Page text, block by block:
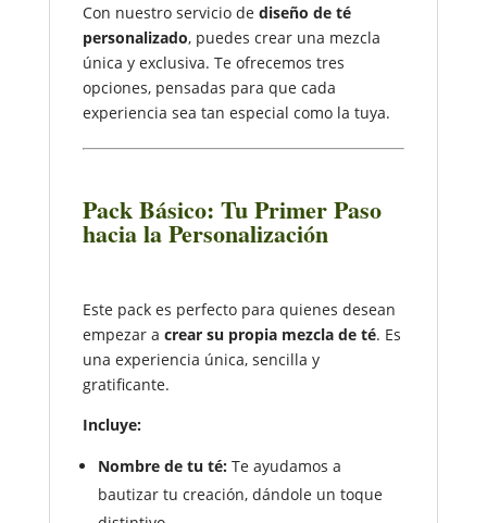
Con nuestro servicio de diseño de té
personalizado, puedes crear una mezcla
única y exclusiva. Te ofrecemos tres
opciones, pensadas para que cada
experiencia sea tan especial como la tuya.
Pack Básico: Tu Primer Paso
hacia la Personalización
Este pack es perfecto para quienes desean
empezar a crear su propia mezcla de té. Es
una experiencia única, sencilla y
gratificante.
Incluye:
Nombre de tu té:Te ayudamos a
bautizar tu creación, dándole un toque